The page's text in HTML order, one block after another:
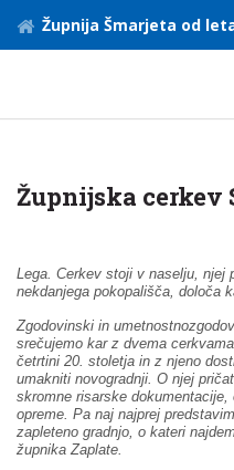
Župnija Šmarjeta od
Župnijska cerkev
Lega. Cerkev stoji v naselju, njej
nekdanjega pokopališča, določa
Zgodovinski in
srečujemo kar z dvema
četrtini 20. stoletja in z njeno
umakniti novogradnji. O njej
skromne risarske
opreme. Pa naj najprej
zapleteno gradnjo, o kateri
župnika Zaplate.